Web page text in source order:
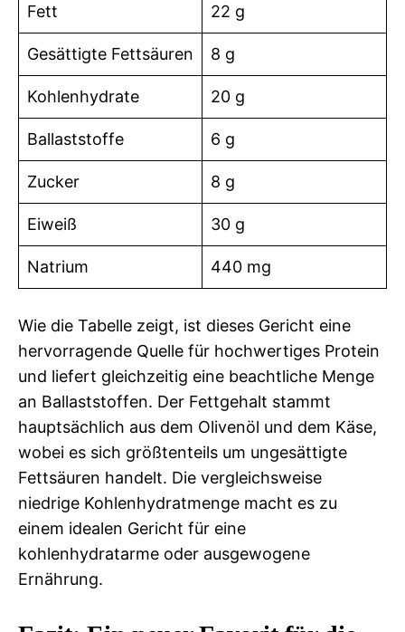
Fett 22 g
Gesättigte Fettsäuren 8 g
Kohlenhydrate 20 g
Ballaststoffe 6 g
Zucker 8 g
Eiweiß 30 g
Natrium 440 mg
Wie die Tabelle zeigt, ist dieses Gericht eine
hervorragende Quelle für hochwertiges Protein
und liefert gleichzeitig eine beachtliche Menge
an Ballaststoffen. Der Fettgehalt stammt
hauptsächlich aus dem Olivenöl und dem Käse,
wobei es sich größtenteils um ungesättigte
Fettsäuren handelt. Die vergleichsweise
niedrige Kohlenhydratmenge macht es zu
einem idealen Gericht für eine
kohlenhydratarme oder ausgewogene
Ernährung.